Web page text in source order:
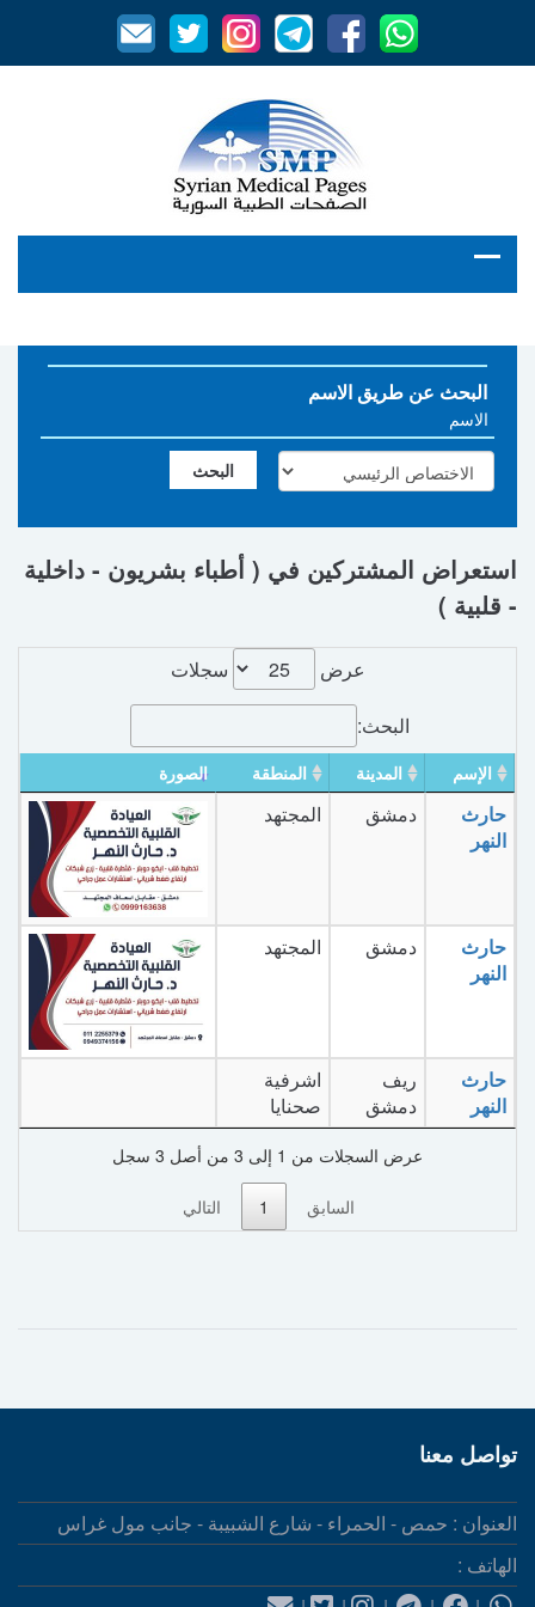
البحث عن طريق الاسم
استعراض المشتركين في ( أطباء بشريون - داخلية
- قلبية )
عرض سجلات
البحث:
الإسم المدينة المنطقة الصورة
حارث
النهر
دمشق المجتهد
حارث
النهر
دمشق المجتهد
حارث
النهر
ريف
دمشق
اشرفية
صحنايا
عرض السجلات من 1 إلى 3 من أصل 3 سجل
السابق 1 التالي
تواصل معنا
العنوان : حمص - الحمراء - شارع الشبيبة - جانب مول غراس
الهاتف :